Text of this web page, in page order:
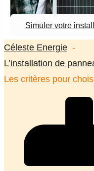
Simuler votre
Céleste Energie
L’installation de
Les critères pour